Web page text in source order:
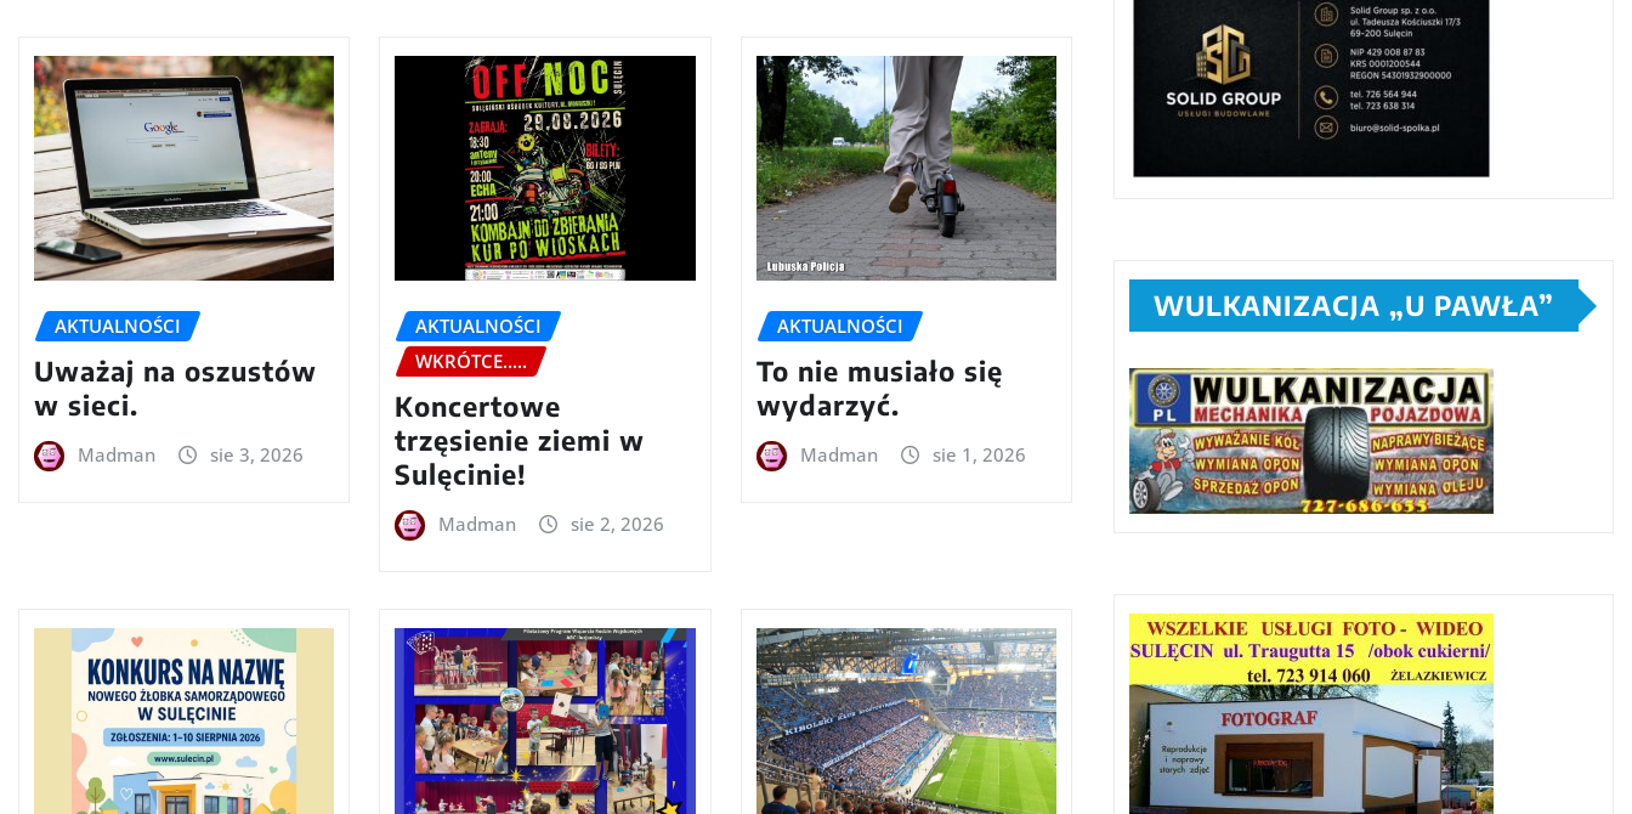
AKTUALNOŚCI
Uważaj na oszustów
w sieci.
Madman sie 3, 2026
AKTUALNOŚCI
WKRÓTCE.....
Koncertowe
trzęsienie ziemi w
Sulęcinie!
Madman sie 2, 2026
AKTUALNOŚCI
To nie musiało się
wydarzyć.
Madman sie 1, 2026
WULKANIZACJA „U PAWŁA”